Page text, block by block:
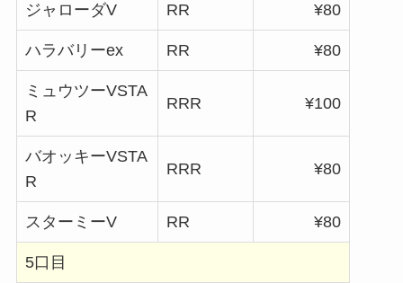
ジャローダV RR ¥80
ハラバリーex RR ¥80
ミュウツーVSTA
R
RRR ¥100
バオッキーVSTA
R
RRR ¥80
スターミーV RR ¥80
5口目